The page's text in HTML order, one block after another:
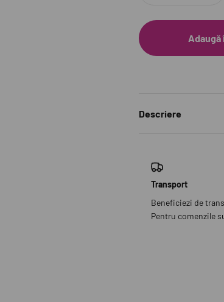
Adaugă
Descriere
Transport
Beneficiezi de
Pentru comenzile